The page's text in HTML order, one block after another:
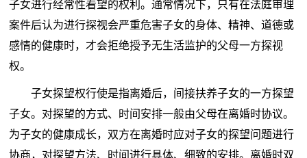
子女进行经常性看望的权利。通常情况下，只有在法庭审理
案件后认为进行探视会严重危害子女的身体、精神、道德或
感情的健康时，才会拒绝授予无生活监护的父母一方探视
权。
子女探望权行使是指离婚后，间接扶养子女的一方探望
子女。对探望的方式、时间安排一般由父母在离婚时协议。
为子女的健康成长，双方在离婚时应对子女的探望问题进行
协商，对探望方法、时间进行具体、细致的安排。离婚时双